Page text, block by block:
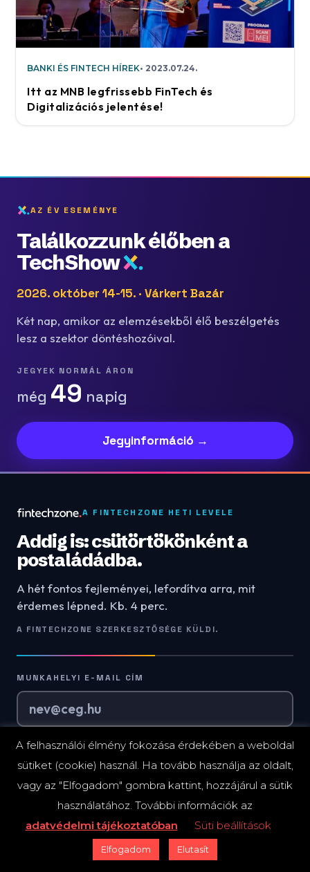
BANKI ÉS FINTECH HÍREK 2023.07.24.
Itt az MNB legfrissebb FinTech és
Digitalizációs jelentése!
AZ ÉV ESEMÉNYE
Találkozzunk élőben a
TechShow
2026. október 14-15. · Várkert Bazár
Két nap, amikor az elemzésekből élő beszélgetés
lesz a szektor döntéshozóival.
JEGYEK NORMÁL ÁRON
még 49 napig
Jegyinformáció →
A FINTECHZONE HETI LEVELE
Addig is: csütörtökönként a
postaládádba.
A hét fontos fejleményei, lefordítva arra, mit
érdemes lépned. Kb. 4 perc.
A FINTECHZONE SZERKESZTŐSÉGE KÜLDI.
MUNKAHELYI E-MAIL CÍM
Kérem a levelet →
Heti egy levél, csütörtök reggel. Bármikor leiratkozhatsz.
A felhasználói élmény fokozása érdekében a weboldal
sütiket (cookie) használ. Ha tovább használja az oldalt,
vagy az "Elfogadom" gombra kattint, hozzájárul a sütik
használatához. További információk az
adatvédelmi tájékoztatóban
Süti beállítások
Elfogadom Elutasít